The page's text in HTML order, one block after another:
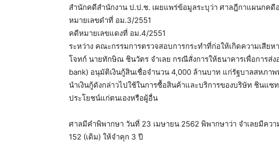
สำนักคดีสำนักงาน ป.ป.ช. เผยแพร่ข้อมูลระบุว่า ศาลฎีกาแผนกคดี
หมายเลขดำที่ อม.3/2551
คดีหมายเลขแดงที่ อม.4/2551
ระหว่าง คณะกรรมการตรวจสอบการกระทำที่ก่อให้เกิดความเสีย
โจทก์ นายทักษิณ ชินวัตร จำเลย กรณีสั่งการให้ธนาคารเพื่อการส่
bank) อนุมัติเงินกู้สินเชื่อจำนวน 4,000 ล้านบาท แก่รัฐบาลสหภา
นำเงินกู้ดังกล่าวไปใช้ในการซื้อสินค้าและบริการของบริษัท ชินแซ
ประโยชน์แก่ตนเองหรือผู้อื่น
ศาลมีคำพิพากษา วันที่ 23 เมษายน 2562 พิพากษาว่า จำเลยมีคว
152 (เดิม) ให้จำคุก 3 ปี